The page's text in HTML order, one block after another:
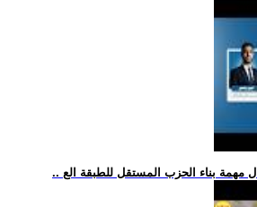
مهمة بناء الحزب المستقل للطبقة الع